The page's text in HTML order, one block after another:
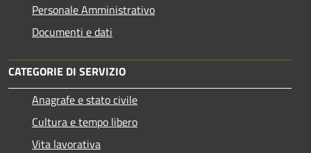
Personale Amministrativo
Documenti e dati
CATEGORIE DI SERVIZIO
Anagrafe e stato civile
Cultura e tempo libero
Vita lavorativa